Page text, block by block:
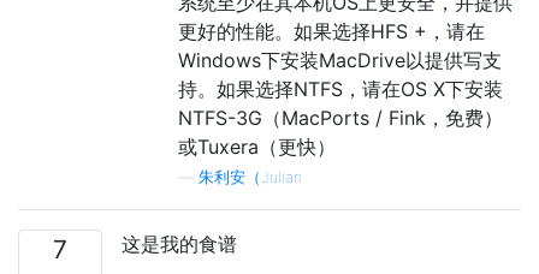
更好的性能。如果选择HFS +，请在
Windows下安装MacDrive以提供写支
持。如果选择NTFS，请在OS X下安装
NTFS-3G（MacPorts / Fink，免费）
或Tuxera（更快）
朱利安（Julian
7 这是我的食谱